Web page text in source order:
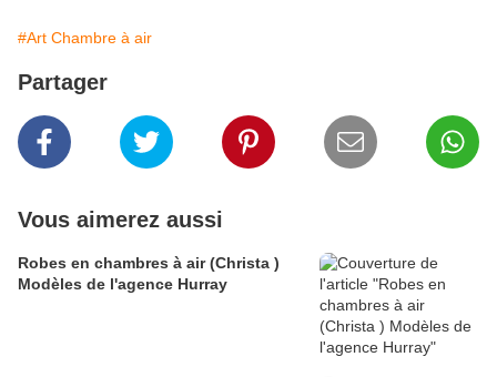
#Art Chambre à air
Partager
Vous aimerez aussi
Robes en chambres à air (Christa )
Modèles de l'agence Hurray